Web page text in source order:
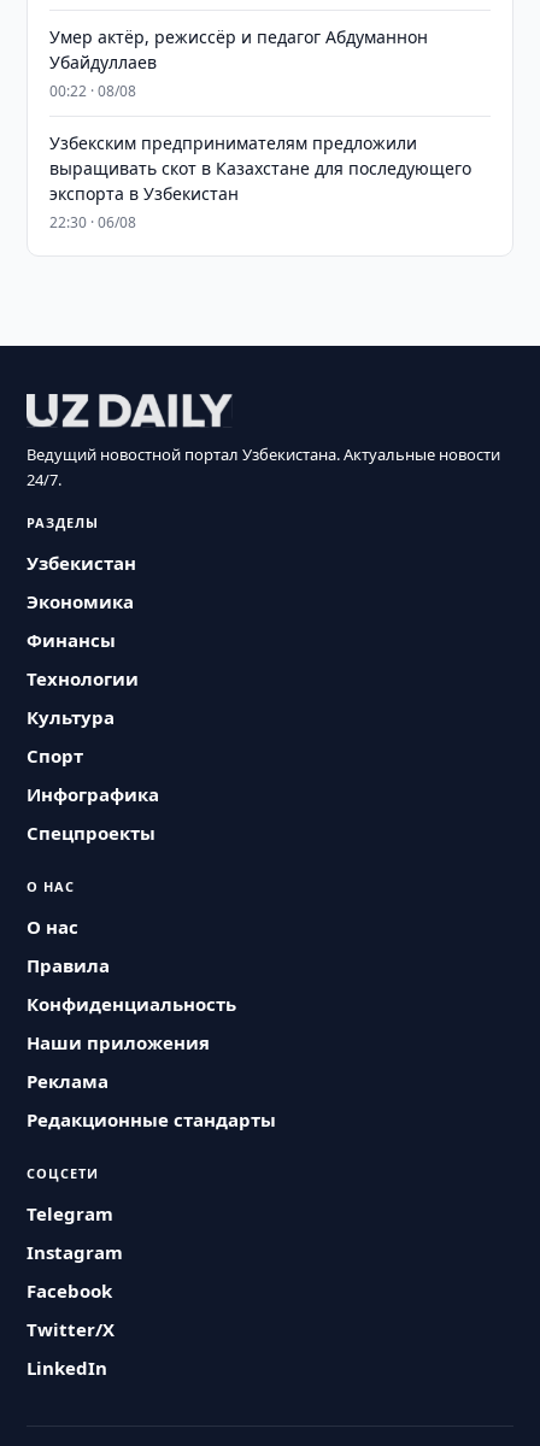
Умер актёр, режиссёр и педагог Абдуманнон
Убайдуллаев
00:22 · 08/08
Узбекским предпринимателям предложили
выращивать скот в Казахстане для последующего
экспорта в Узбекистан
22:30 · 06/08
Ведущий новостной портал Узбекистана. Актуальные новости
24/7.
РАЗДЕЛЫ
Узбекистан
Экономика
Финансы
Технологии
Культура
Спорт
Инфографика
Спецпроекты
О НАС
О нас
Правила
Конфиденциальность
Наши приложения
Реклама
Редакционные стандарты
СОЦСЕТИ
Telegram
Instagram
Facebook
Twitter/X
LinkedIn